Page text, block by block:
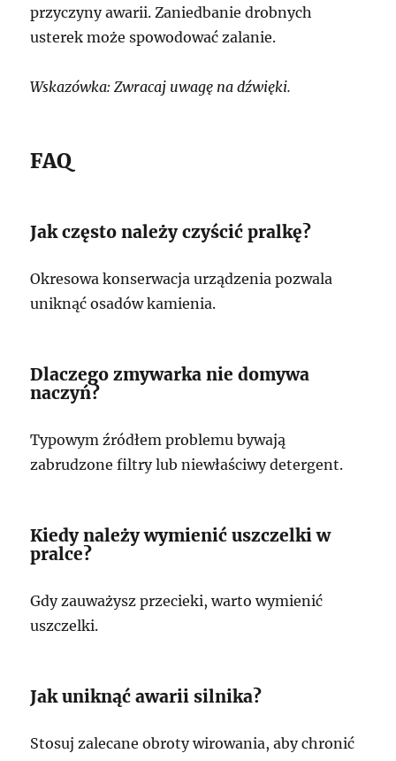
przyczyny awarii. Zaniedbanie drobnych
usterek może spowodować zalanie.
Wskazówka: Zwracaj uwagę na dźwięki.
FAQ
Jak często należy czyścić pralkę?
Okresowa konserwacja urządzenia pozwala
uniknąć osadów kamienia.
Dlaczego zmywarka nie domywa
naczyń?
Typowym źródłem problemu bywają
zabrudzone filtry lub niewłaściwy detergent.
Kiedy należy wymienić uszczelki w
pralce?
Gdy zauważysz przecieki, warto wymienić
uszczelki.
Jak uniknąć awarii silnika?
Stosuj zalecane obroty wirowania, aby chronić